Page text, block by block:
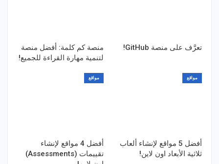
تعرَّف على منصة GitHub!
منصة كم كلمة: أفضل منصة
لتنمية مهارة القراءة للجميع!
مواقع
أفضل 5 مواقع لإنشاء ألعاب
ثلاثية الأبعاد اون لاين!
مواقع
أفضل 4 مواقع لإنشاء
تقييمات (Assessments)